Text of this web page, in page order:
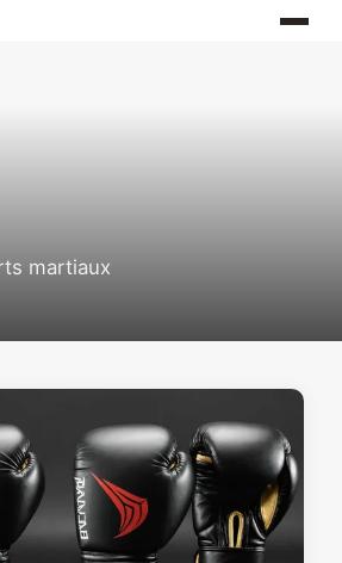
martiaux